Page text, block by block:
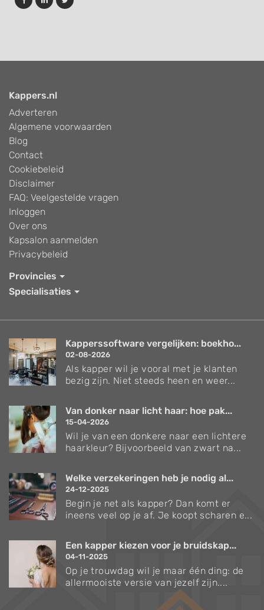
Kappers.nl
Adverteren
Algemene voorwaarden
Blog
Contact
Cookiebeleid
Disclaimer
FAQ: Veelgestelde vragen
Inloggen
Over ons
Kapsalon aanmelden
Privacybeleid
Provincies
Specialisaties
Kapperssoftware vergelijken: boekho...
02-08-2026
Als kapper wil je vooral met je klanten
bezig zijn. Niet steeds heen en weer...
Van donker naar licht haar: hoe pak...
15-04-2026
Wil je van een donkere naar een lichtere
haarkleur? Bijvoorbeeld van zwart na...
Welke verzekeringen heb je nodig al...
24-12-2025
Begin je net als kapper? Dan komt er
ineens veel op je af. Je koopt scharen e...
Een kapper kiezen voor je bruidskap...
04-11-2025
Op je trouwdag wil je maar één ding: de
allermooiste versie van jezelf zijn....